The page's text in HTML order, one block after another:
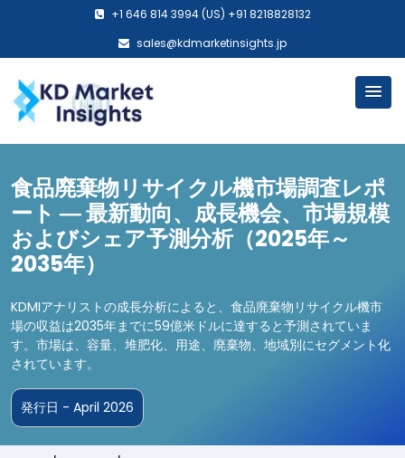
+1 646 814 3994 (US) +91 8218828132
sales@kdmarketinsights.jp
食品廃棄物リサイクル機市場調査レポ
ート ― 最新動向、成長機会、市場規模
およびシェア予測分析（2025年～
2035年）
KDMIアナリストの成長分析によると、食品廃棄物リサイクル機市
場の収益は2035年までに59億米ドルに達すると予測されていま
す。市場は、容量、堆肥化、用途、廃棄物、地域別にセグメント化
されています。
発行日 - April 2026